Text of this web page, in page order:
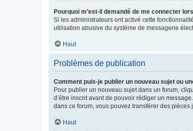
Pourquoi m’est-il demandé de me connecter
Si les administrateurs ont activé cette
utilisation abusive du système de messagerie
Haut
Problèmes de publication
Comment puis-je publier un nouveau sujet ou
Pour publier un nouveau sujet dans un forum,
d’être inscrit avant de pouvoir rédiger un
dans ce forum, vous pouvez transférer des pièces
Haut